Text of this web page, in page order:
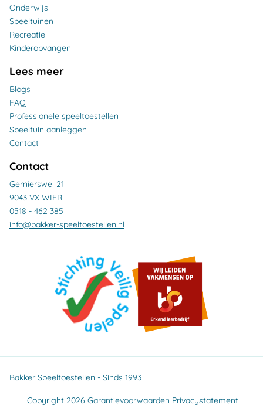
Onderwijs
Speeltuinen
Recreatie
Kinderopvangen
Lees meer
Blogs
FAQ
Professionele speeltoestellen
Speeltuin aanleggen
Contact
Contact
Gernierswei 21
9043 VX WIER
0518 - 462 385
info@bakker-speeltoestellen.nl
Bakker Speeltoestellen - Sinds 1993
Copyright 2026 Garantievoorwaarden Privacystatement